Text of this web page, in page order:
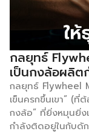
ที่ต้องการความช่
ออกมาดัง ๆ ว่าที่ผ่
แนะนำสินค้าโดยไ
และบางครั้งสินค้าที่
ใด จึงสร้างความร
มุมการตลาดสิ่งที่กำ
กลยุทธ์
เป็นกงล้อผลิต
กลยุทธ์ Flywheel
เข็นครกขึ้นเขา” (ที่
กงล้อ” ที่ยิ่งหมุนยิ่
กำลังติดอยู่ในกับดั